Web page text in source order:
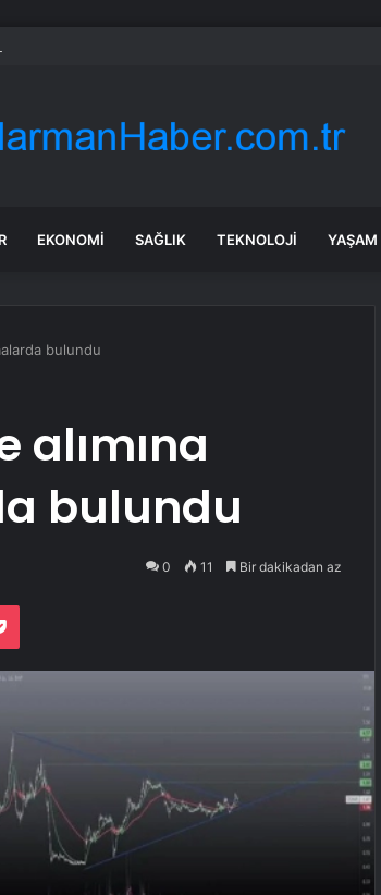
Mesaisi Sürüyor… “Pm”, “Cao” ve “Myk” Toplantılarına
EKONOMI SAĞLIK TEKNOLOJI YAŞAM
bulundu
alımına
bulundu
0 11 Bir dakikadan az
Pocket